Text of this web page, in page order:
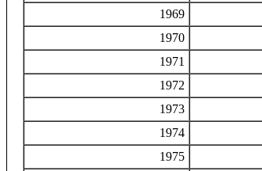
1969
1970
1971
1972
1973
1974
1975